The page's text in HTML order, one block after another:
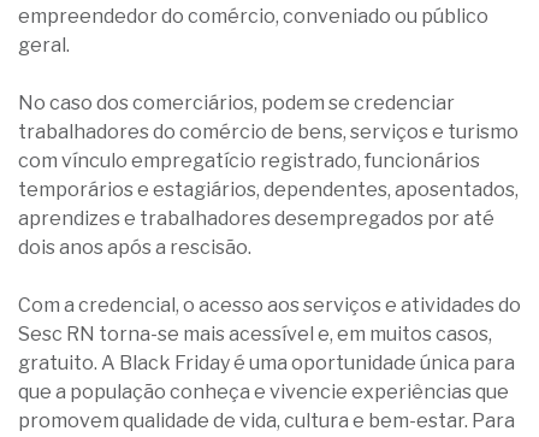
empreendedor do comércio, conveniado ou público
geral.
No caso dos comerciários, podem se credenciar
trabalhadores do comércio de bens, serviços e turismo
com vínculo empregatício registrado, funcionários
temporários e estagiários, dependentes, aposentados,
aprendizes e trabalhadores desempregados por até
dois anos após a rescisão.
Com a credencial, o acesso aos serviços e atividades do
Sesc RN torna-se mais acessível e, em muitos casos,
gratuito. A Black Friday é uma oportunidade única para
que a população conheça e vivencie experiências que
promovem qualidade de vida, cultura e bem-estar. Para